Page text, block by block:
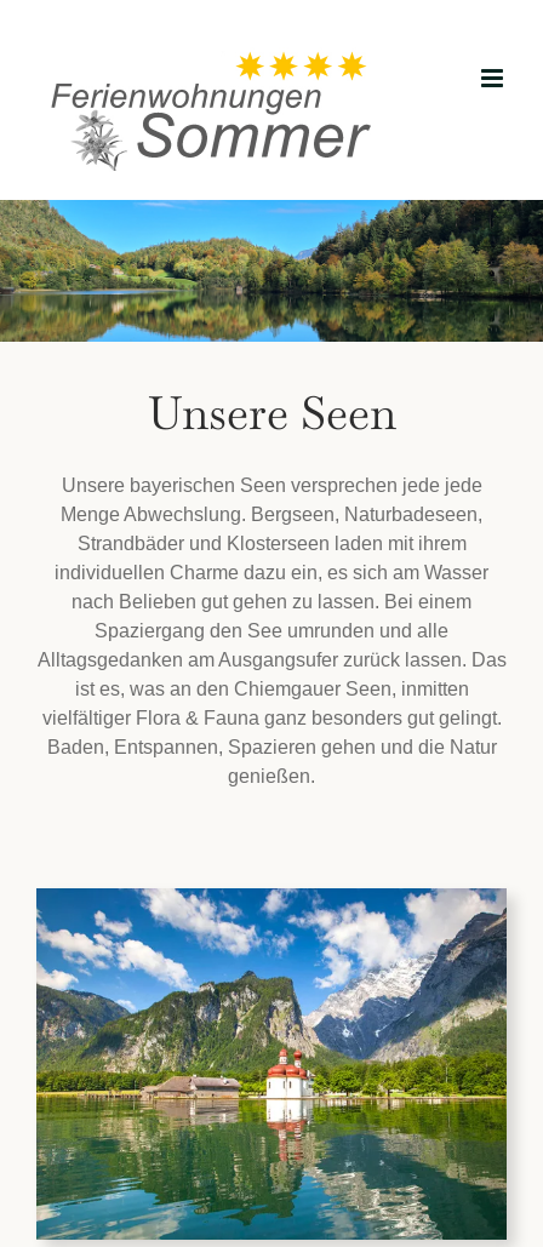
Unsere Seen
Unsere bayerischen Seen versprechen jede jede
Menge Abwechslung. Bergseen, Naturbadeseen,
Strandbäder und Klosterseen laden mit ihrem
individuellen Charme dazu ein, es sich am Wasser
nach Belieben gut gehen zu lassen. Bei einem
Spaziergang den See umrunden und alle
Alltagsgedanken am Ausgangsufer zurück lassen. Das
ist es, was an den Chiemgauer Seen, inmitten
vielfältiger Flora & Fauna ganz besonders gut gelingt.
Baden, Entspannen, Spazieren gehen und die Natur
genießen.